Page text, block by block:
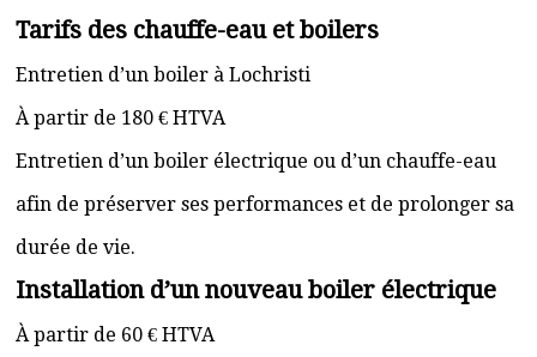
Tarifs des chauffe-eau et boilers
Entretien d’un boiler à Lochristi
À partir de 180 € HTVA
Entretien d’un boiler électrique ou d’un chauffe-eau
afin de préserver ses performances et de prolonger sa
durée de vie.
Installation d’un nouveau boiler électrique
À partir de 60 € HTVA